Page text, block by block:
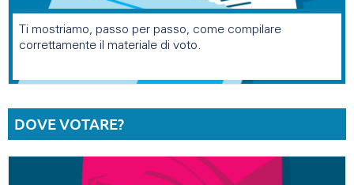
Ti mostriamo, passo per passo, come compilare
correttamente il materiale di voto.
DOVE VOTARE?